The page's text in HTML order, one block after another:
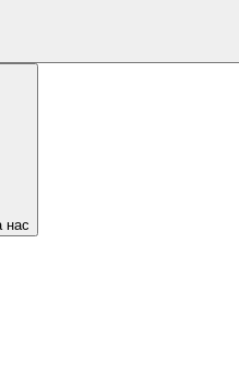
нас